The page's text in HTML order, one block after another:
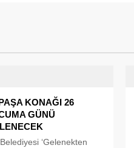
KONAĞI 26
GÜNÜ
‘Gelenekten